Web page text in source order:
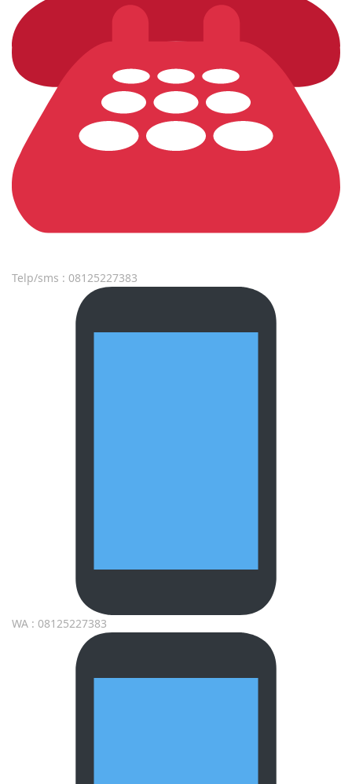
Telp/sms : 08125227383
WA : 08125227383